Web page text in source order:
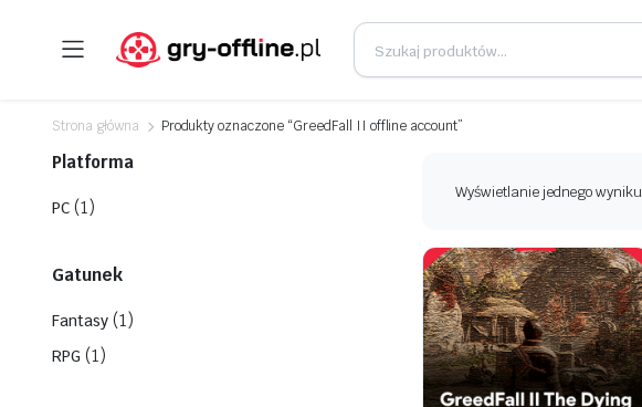
Strona główna Produkty oznaczone “GreedFall II offline account”
Wyświetlanie jednego wyniku
Platforma
PC (1)
Gatunek
Fantasy (1)
RPG (1)